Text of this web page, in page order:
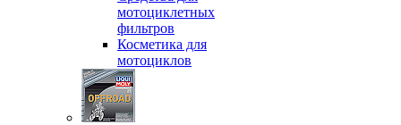
мотоциклетных
фильтров
Косметика для
мотоциклов